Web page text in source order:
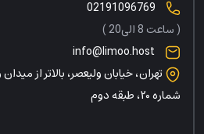
( ساعت 8 الی20 )
info@limoo.host
تهران، خیابان ولیعصر، بالاتر از
شماره ۲۰، طبقه دوم